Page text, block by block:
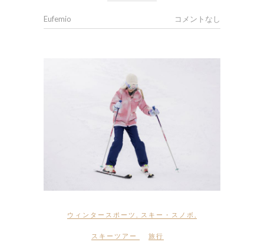
Eufemio コメントなし
ウィンタースポーツ スキー・スノボ
スキーツアー 旅行